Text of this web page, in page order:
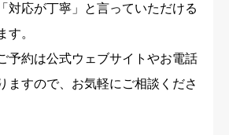
対応が丁寧」と言っていただける
す。
予約は公式ウェブサイトやお電話
ますので、お気軽にご相談くださ